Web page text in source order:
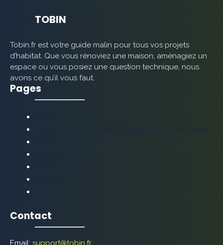
TOBIN
Tobin.fr est votre guide malin pour tous vos projets
d’habitat. Que vous rénoviez une maison, aménagiez un
espace ou vous posiez une question technique, nous
avons ce qu’il vous faut.
Pages
Contact
Email: support@tobin.fr